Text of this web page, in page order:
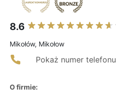
8.6
Mikołów, Mikołow
Pokaż numer telefonu
O firmie: